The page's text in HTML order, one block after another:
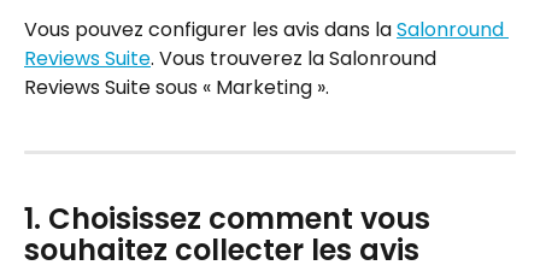
Vous pouvez configurer les avis dans la Salonround
Reviews Suite. Vous trouverez la Salonround
Reviews Suite sous « Marketing ».
1. Choisissez comment vous
souhaitez collecter les avis